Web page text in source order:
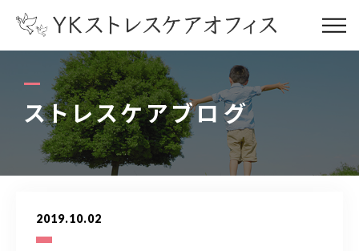
ストレスケアブログ
2019.10.02
コンセプト
concept
サービス内容
service
お客様の声